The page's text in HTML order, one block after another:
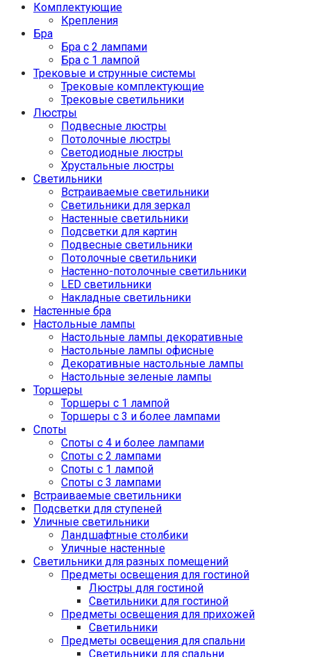
Комплектующие
Крепления
Бра
Бра с 2 лампами
Бра с 1 лампой
Трековые и струнные системы
Трековые комплектующие
Трековые светильники
Люстры
Подвесные люстры
Потолочные люстры
Светодиодные люстры
Хрустальные люстры
Светильники
Встраиваемые светильники
Светильники для зеркал
Настенные светильники
Подсветки для картин
Подвесные светильники
Потолочные светильники
Настенно-потолочные светильники
LED светильники
Накладные светильники
Настенные бра
Настольные лампы
Настольные лампы декоративные
Настольные лампы офисные
Декоративные настольные лампы
Настольные зеленые лампы
Торшеры
Торшеры с 1 лампой
Торшеры с 3 и более лампами
Споты
Споты с 4 и более лампами
Споты с 2 лампами
Споты с 1 лампой
Споты с 3 лампами
Встраиваемые светильники
Подсветки для ступеней
Уличные светильники
Ландшафтные столбики
Уличные настенные
Светильники для разных помещений
Предметы освещения для гостиной
Люстры для гостиной
Светильники для гостиной
Предметы освещения для прихожей
Светильники
Предметы освещения для спальни
Светильники для спальни